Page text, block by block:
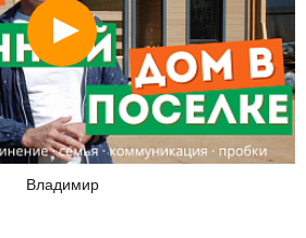
Смотреть
Владимир